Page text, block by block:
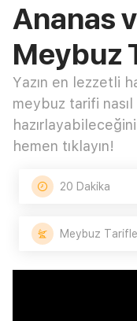
Ananas
Meybuz
Yazın en lezzetli
meybuz tarifi
hemen tıklayın!
20 Dakika
Meybuz